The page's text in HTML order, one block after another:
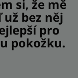
si, že mě
bez něj
pro
pokožku.